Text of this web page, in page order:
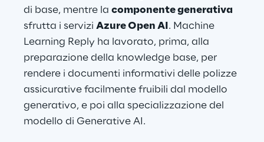
di base, mentre la componente generativa
sfrutta i servizi Azure Open AI . Machine
Learning Reply ha lavorato, prima, alla
preparazione della knowledge base, per
rendere i documenti informativi delle polizze
assicurative facilmente fruibili dal modello
generativo, e poi alla specializzazione del
modello di Generative AI.